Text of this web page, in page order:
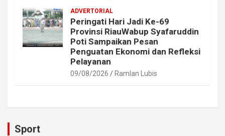
ADVERTORIAL
Peringati Hari Jadi Ke-69
Provinsi RiauWabup Syafaruddin
Poti Sampaikan Pesan
Penguatan Ekonomi dan Refleksi
Pelayanan
09/08/2026 Ramlan Lubis
Sport